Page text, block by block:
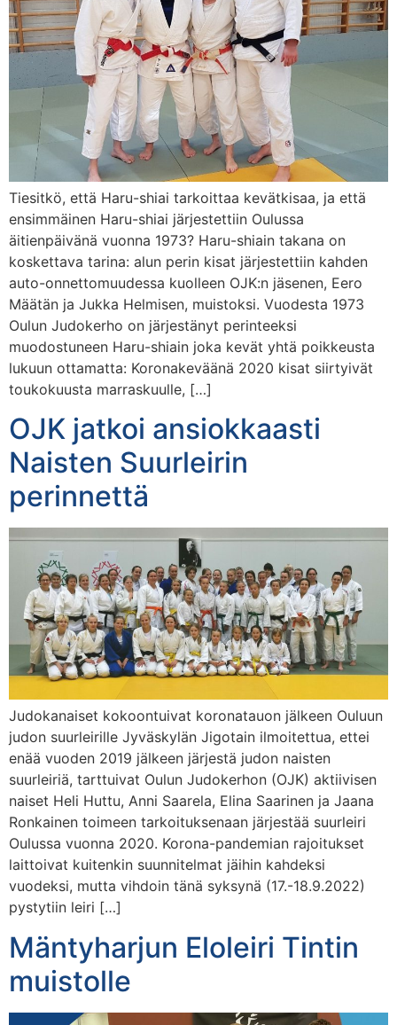
Tiesitkö, että Haru-shiai tarkoittaa kevätkisaa, ja että
ensimmäinen Haru-shiai järjestettiin Oulussa
äitienpäivänä vuonna 1973? Haru-shiain takana on
koskettava tarina: alun perin kisat järjestettiin kahden
auto-onnettomuudessa kuolleen OJK:n jäsenen, Eero
Määtän ja Jukka Helmisen, muistoksi. Vuodesta 1973
Oulun Judokerho on järjestänyt perinteeksi
muodostuneen Haru-shiain joka kevät yhtä poikkeusta
lukuun ottamatta: Koronakeväänä 2020 kisat siirtyivät
toukokuusta marraskuulle, […]
OJK jatkoi ansiokkaasti
Naisten Suurleirin
perinnettä
Judokanaiset kokoontuivat koronatauon jälkeen Ouluun
judon suurleirille Jyväskylän Jigotain ilmoitettua, ettei
enää vuoden 2019 jälkeen järjestä judon naisten
suurleiriä, tarttuivat Oulun Judokerhon (OJK) aktiivisen
naiset Heli Huttu, Anni Saarela, Elina Saarinen ja Jaana
Ronkainen toimeen tarkoituksenaan järjestää suurleiri
Oulussa vuonna 2020. Korona-pandemian rajoitukset
laittoivat kuitenkin suunnitelmat jäihin kahdeksi
vuodeksi, mutta vihdoin tänä syksynä (17.-18.9.2022)
pystytiin leiri […]
Mäntyharjun Eloleiri Tintin
muistolle